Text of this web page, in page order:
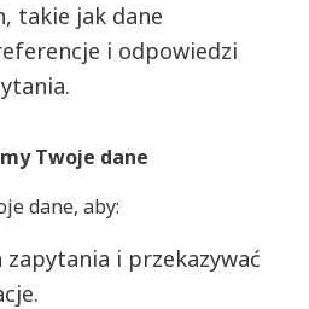
takie jak dane
i odpowiedzi
Twoje dane
dane, aby:
zapytania i przekazywać